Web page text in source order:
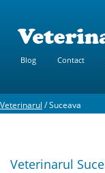
Blog Contact
Veterinarul /Suceava
Veterinarul